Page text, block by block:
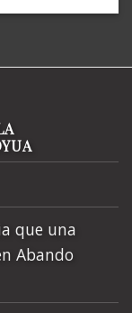
que una
Abando